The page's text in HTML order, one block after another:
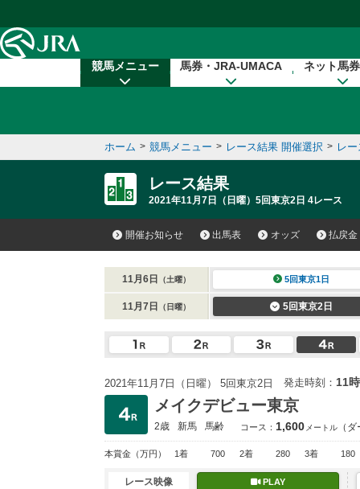
競馬メニュー 馬券・JRA-UMACA ネット馬
ホーム > 競馬メニュー > レース結果 開催選択 > レ
レース結果
2021年11月7日（日曜）5回東京2日 4レース
開催お知らせ 出馬表 オッズ 払戻金
11月6日 （土曜） 5回東京1日
11月7日 （日曜） 5回東京2日
2021年11月7日（日曜） 5回東京2日 発走時刻： 11
メイクデビュー東京
2歳 新馬 馬齢 コース： 1,600 メートル （
本賞金 （万円） 1着 700 2着 280 3着 180
レース映像 PLAY